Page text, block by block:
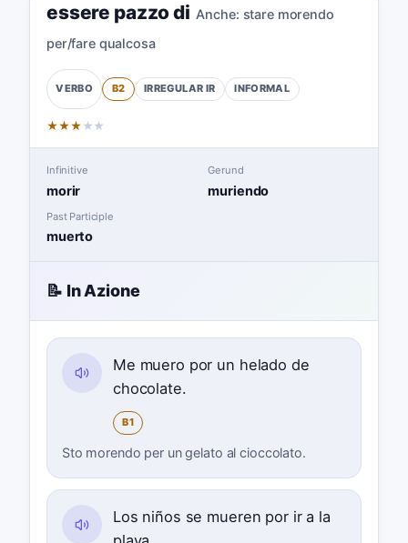
essere pazzo di Anche: stare morendo
per/fare qualcosa
VERBO B2 IRREGULAR IR INFORMAL
★★★ ★ ★
Infinitive
morir
Gerund
muriendo
Past Participle
muerto
📝 In Azione
Me muero por un helado de
chocolate.
B1
Sto morendo per un gelato al cioccolato.
Los niños se mueren por ir a la